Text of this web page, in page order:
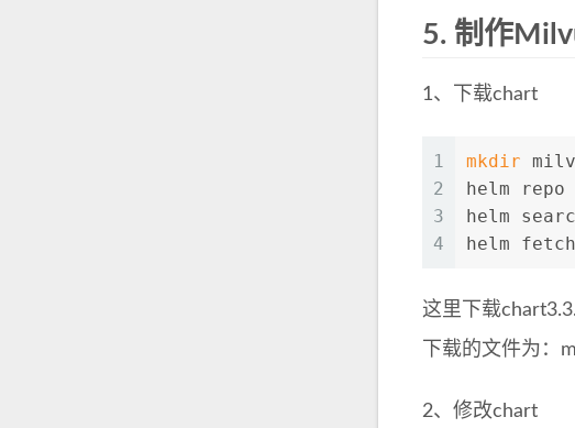
5. 制作
1、下载chart
1
2
3
4
mkdir
helm
helm
helm
这里下载
下载的文件为：
2、修改chart